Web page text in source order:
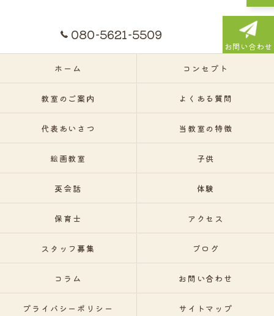
080-5621-5509
お問い合わせ
ホーム
コンセプト
教室のご案内 よくある質問
代表あいさつ 当教室の特徴
絵画教室 子供
英会話 体験
保育士 アクセス
スタッフ募集 ブログ
コラム お問い合わせ
プライバシーポリシー サイトマップ